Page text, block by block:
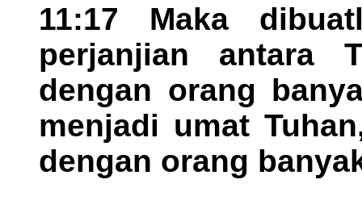
11:17 Maka
perjanjian antara
dengan orang
menjadi umat
dengan orang